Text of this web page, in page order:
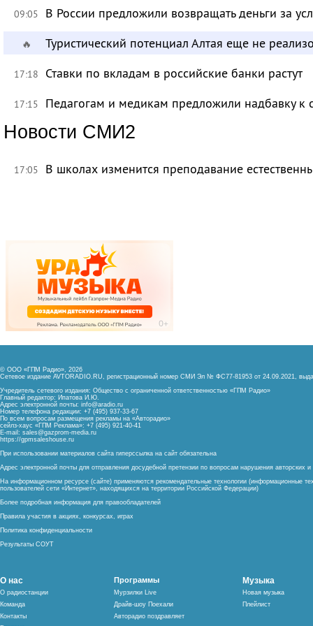
09:05 В России предложили возвращать деньги за
🔥 Туристический потенциал Алтая еще не
17:18 Ставки по вкладам в российские банки растут
17:15 Педагогам и медикам предложили надбавку к
Новости СМИ2
17:05 В школах изменится преподавание
© ООО «ГПМ Радио», 2026
Сетевое издание AVTORADIO.RU, регистрационный номер СМИ Эл № ФС77-81953 от 24.09.2021,
Учредитель сетевого издания: Общество с ограниченной ответственностью «ГПМ Радио»
Главный редактор: Ипатова И.Ю.
Адрес электронной почты: info@aradio.ru
Номер телефона редакции: +7 (495) 937-33-67
По всем вопросам размещения рекламы на «Авторадио»
сейлз-хаус «ГПМ Реклама»: +7 (495) 921-40-41
E-mail: sales@gazprom-media.ru
https://gpmsaleshouse.ru
При использовании материалов сайта гиперссылка на сайт обязательна
Адрес электронной почты для отправления досудебной претензии по вопросам нарушения авторских
На информационном ресурсе (сайте) применяются рекомендательные технологии (информационные
пользователей сети «Интернет», находящихся на территории Российской Федерации)
Более подробная информация для правообладателей
Правила участия в акциях, конкурсах, играх
Политика конфиденциальности
Результаты СОУТ
О нас
О радиостанции
Команда
Контакты
Программы
Мурзилки Live
Драйв-шоу Поехали
Авторадио поздравляет
Музыка
Новая музыка
Плейлист